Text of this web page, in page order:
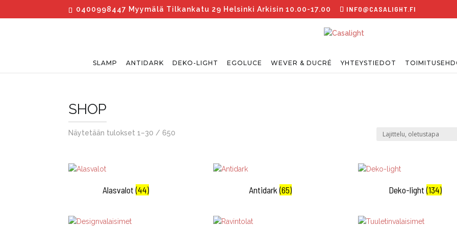
0400998447 Myymälä Tilkankatu 29 Helsinki Arkisin 10.00-17.00 INFO@CASALIGHT.FI
SLAMP ANTIDARK DEKO-LIGHT EGOLUCE WEVER & DUCRÉ YHTEYSTIEDOT
SHOP
Näytetään tulokset 1–30 / 650
Alasvalot(44) Antidark(65) Deko-light(134)